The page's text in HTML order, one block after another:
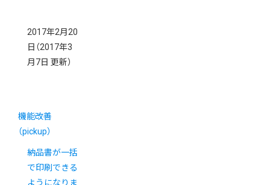
2017年2月20
日 （2017年3
月7日 更新）
機能改善
（pickup）
納品書が一括
で印刷できる
ようになりま